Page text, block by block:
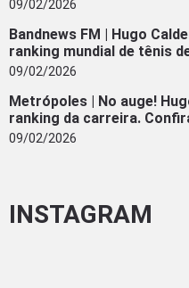
09/02/2026
Bandnews FM | Hugo
ranking mundial de tênis
09/02/2026
Metrópoles | No auge!
ranking da carreira.
09/02/2026
INSTAGRAM